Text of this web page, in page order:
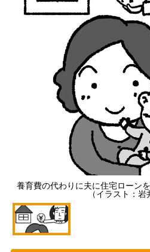
養育費の代わりに夫に住宅ローン
（イラスト：岩